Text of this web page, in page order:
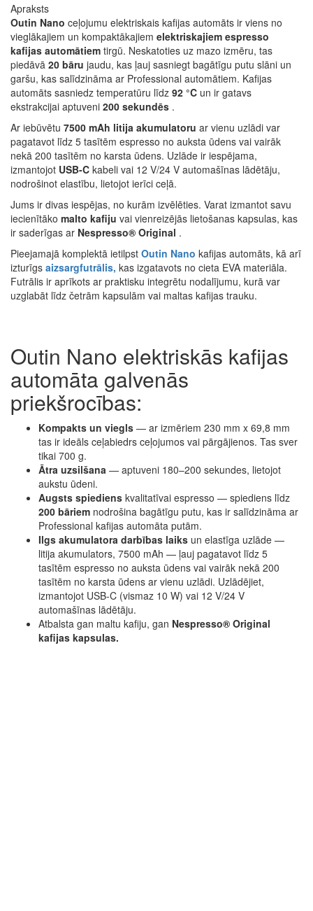
Apraksts
Outin Nano ceļojumu elektriskais kafijas automāts ir viens no
vieglākajiem un kompaktākajiem elektriskajiem espresso
kafijas automātiem tirgū. Neskatoties uz mazo izmēru, tas
piedāvā 20 bāru jaudu, kas ļauj sasniegt bagātīgu putu slāni un
garšu, kas salīdzināma ar Professional automātiem. Kafijas
automāts sasniedz temperatūru līdz 92 °C un ir gatavs
ekstrakcijai aptuveni 200 sekundēs .
Ar iebūvētu 7500 mAh litija akumulatoru ar vienu uzlādi var
pagatavot līdz 5 tasītēm espresso no auksta ūdens vai vairāk
nekā 200 tasītēm no karsta ūdens. Uzlāde ir iespējama,
izmantojot USB-C kabeli vai 12 V/24 V automašīnas lādētāju,
nodrošinot elastību, lietojot ierīci ceļā.
Jums ir divas iespējas, no kurām izvēlēties. Varat izmantot savu
iecienītāko malto kafiju vai vienreizējās lietošanas kapsulas, kas
ir saderīgas ar Nespresso® Original .
Pieejamajā komplektā ietilpst Outin Nano kafijas automāts, kā arī
izturīgs aizsargfutrālis, kas izgatavots no cieta EVA materiāla.
Futrālis ir aprīkots ar praktisku integrētu nodalījumu, kurā var
uzglabāt līdz četrām kapsulām vai maltas kafijas trauku.
Outin Nano elektriskās kafijas
automāta galvenās
priekšrocības:
Kompakts un viegls — ar izmēriem 230 mm x 69,8 mm
tas ir ideāls ceļabiedrs ceļojumos vai pārgājienos. Tas sver
tikai 700 g.
Ātra uzsilšana — aptuveni 180–200 sekundes, lietojot
aukstu ūdeni.
Augsts spiediens kvalitatīvai espresso — spiediens līdz
200 bāriem nodrošina bagātīgu putu, kas ir salīdzināma ar
Professional kafijas automāta putām.
Ilgs akumulatora darbības laiks un elastīga uzlāde —
litija akumulators, 7500 mAh — ļauj pagatavot līdz 5
tasītēm espresso no auksta ūdens vai vairāk nekā 200
tasītēm no karsta ūdens ar vienu uzlādi. Uzlādējiet,
izmantojot USB-C (vismaz 10 W) vai 12 V/24 V
automašīnas lādētāju.
Atbalsta gan maltu kafiju, gan Nespresso® Original
kafijas kapsulas.